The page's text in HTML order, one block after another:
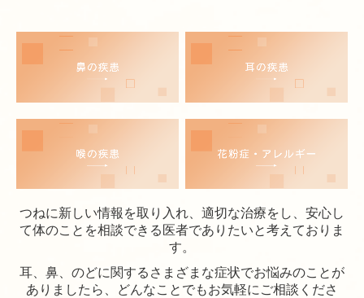
つねに新しい情報を取り入れ、適切な治療をし、安心し
て体のことを相談できる医者でありたいと考えておりま
す。
耳、鼻、のどに関するさまざまな症状でお悩みのことが
ありましたら、どんなことでもお気軽にご相談くださ